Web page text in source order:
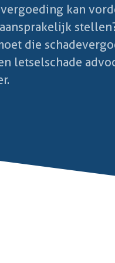
kan
die
letselschade